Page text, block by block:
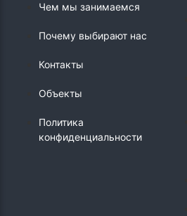
Чем мы занимаемся
Почему выбирают нас
Контакты
Объекты
Политика
конфиденциальности